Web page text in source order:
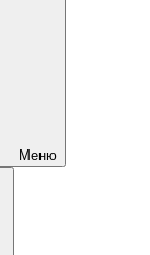
Меню